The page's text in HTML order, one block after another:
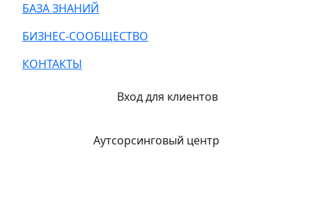
БАЗА ЗНАНИЙ
БИЗНЕС-СООБЩЕСТВО
КОНТАКТЫ
Вход для клиентов
Аутсорсинговый центр